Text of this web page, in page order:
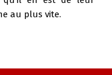
au plus vite.